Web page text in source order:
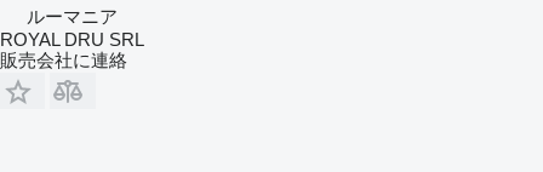
ルーマニア
ROYAL DRU SRL
販売会社に連絡